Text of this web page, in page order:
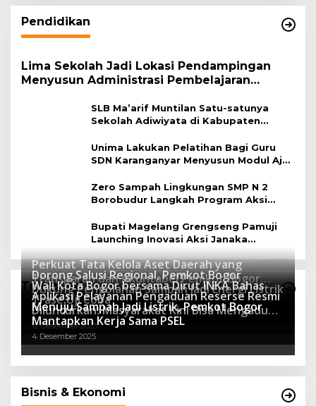
Pendidikan
Lima Sekolah Jadi Lokasi Pendampingan
Menyusun Administrasi Pembelajaran
SLB Ma’arif Muntilan Satu-satunya
Sekolah Adiwiyata di Kabupaten
Unima Lakukan Pelatihan Bagi Guru
SDN Karanganyar Menyusun Modul Ajar
Zero Sampah Lingkungan SMP N 2
Borobudur Langkah Program Aksi
Bupati Magelang Grengseng Pamuji
Launching Inovasi Aksi Janaka
Program Sekolah Adiwiyata
Teknologi
Perkuat Tata Kelola Aset Daerah yang
Transparan dan Akuntabel Pemkot Bogor
Luncurkan SIMASDA
8 Juli 2026
Dorong Salusi Regional, Pemkot Bogor
Dukung Pengolahan Sampah Jadi Energi Listrik
8 April 2026
Wali Kota Bogor bersama Dirut INKA Bahas
Trase Uji Coba
7 Januari 2026
Aplikasi Pelayanan Pengaduan Reserse Resmi
Diluncurkan: Masyarakat Kini Bisa Mengadu
Lebih Cepat, Mudah, dan Terintegrasi
12 Desember 2025
Menuju Sampah Jadi Listrik, Pemkot Bogor
Mantapkan Kerja Sama PSEL
4 Desember 2025
Bisnis & Ekonomi